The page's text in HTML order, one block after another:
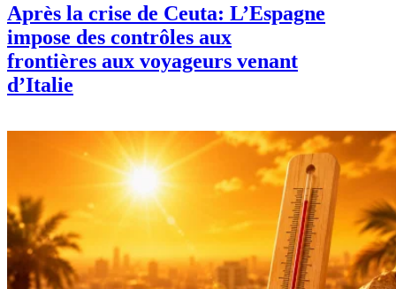
Après la crise de Ceuta: L’Espagne
impose des contrôles aux
frontières aux voyageurs venant
d’Italie